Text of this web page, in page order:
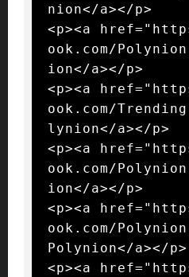
nion</a></p>
<p><a
ook.com/
ion</a></p>
<p><a
ook.com/
lynion</a></p>
<p><a
ook.com/
ion</a></p>
<p><a
ook.com/
Polynion</a></p>
<p><a